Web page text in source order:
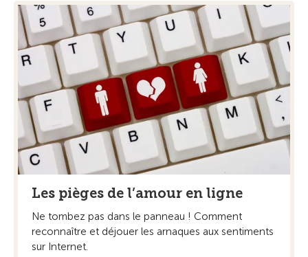
Les pièges de l’amour en ligne
Ne tombez pas dans le panneau ! Comment
reconnaître et déjouer les arnaques aux sentiments
sur Internet.